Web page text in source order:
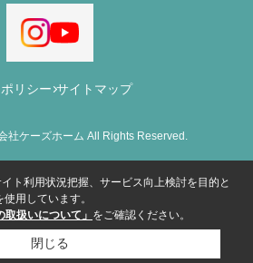
リシー サイトマップ
社ケーズホーム All Rights Reserved.
ト利用状況把握、サービス向上検討を目的と
用しています。
取扱いについて」 をご確認ください。
閉じる